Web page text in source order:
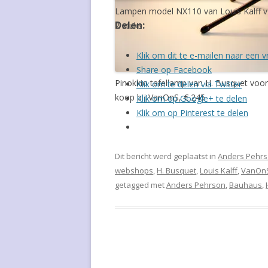
OLE WANSCHER
ARMIN WIRTH
Pinokkio tafellamp van H. Busquet
koop bij VanOnS, € 245
Lampen model NX110 van Louis Kalff
2 stuks
Delen:
Klik om dit te e-mailen naar een
Share op Facebook
Klik om te delen via Twitter
Klik om op Google+ te delen
Klik om op Pinterest te delen
Dit bericht werd geplaatst in Anders
webshops, H. Busquet, Louis Kalff,
getagged metAnders Pehrson, Bauhaus,